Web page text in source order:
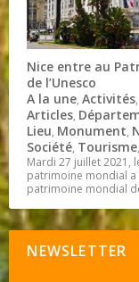
Nice entre au
de l’Unesco
A la une,Activités
Articles,
Lieu, Monument,
Société, Tourisme
Mardi 27 juillet 2021,
patrimoine mondial a
patrimoine mondial de
NEWSLETTER